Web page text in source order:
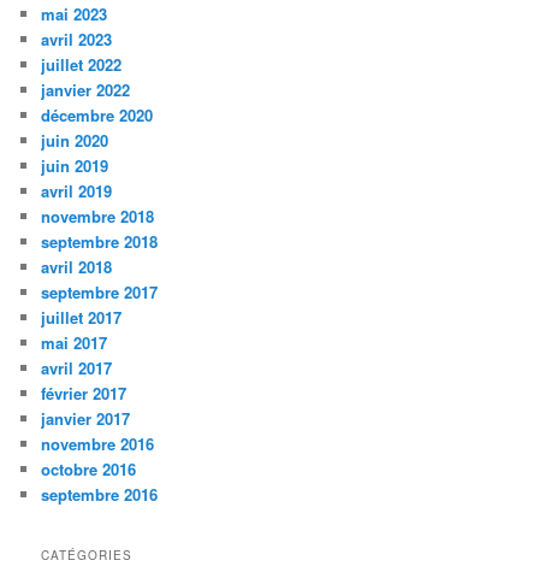
r
c
h
e
mai 2023
avril 2023
juillet 2022
janvier 2022
décembre 2020
juin 2020
juin 2019
avril 2019
novembre 2018
septembre 2018
avril 2018
septembre 2017
juillet 2017
mai 2017
avril 2017
février 2017
janvier 2017
novembre 2016
octobre 2016
septembre 2016
CATÉGORIES